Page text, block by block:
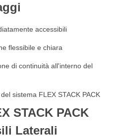
laterali
che si integra perfettamente
offrono flessibilità nella
di posizionare o spostare
consente di adattare la
i loro attrezzi e passare
questi binari rappresentano
al futuro.
i FLEX STACK PACK
portautensili, puoi creare una
accessibili
flessibile e chiara
di continuità all'interno del
sistema FLEX STACK PACK
STACK PACK
Laterali